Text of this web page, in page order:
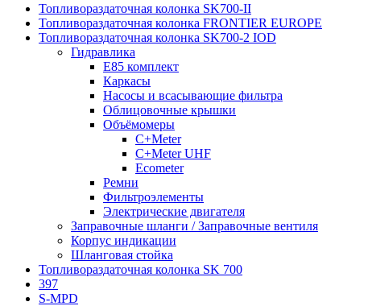
Топливораздаточная колонка SK700-II
Топливораздаточная колонка FRONTIER EUROPE
Топливораздаточная колонка SK700-2 IOD
Гидравлика
E85 комплект
Каркасы
Насосы и всасывающие фильтра
Облицовочные крышки
Объёмомеры
C+Meter
C+Meter UHF
Ecometer
Ремни
Фильтроэлементы
Электрические двигателя
Заправочные шланги / Заправочные вентиля
Корпус индикации
Шланговая стойка
Топливораздаточная колонка SK 700
397
S-MPD